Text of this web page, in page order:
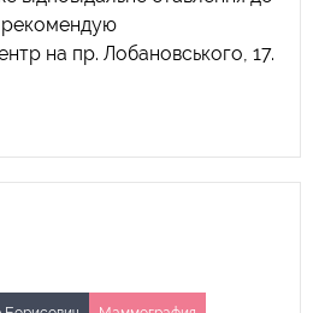
рекомендую
на пр. Лобановського, 17.